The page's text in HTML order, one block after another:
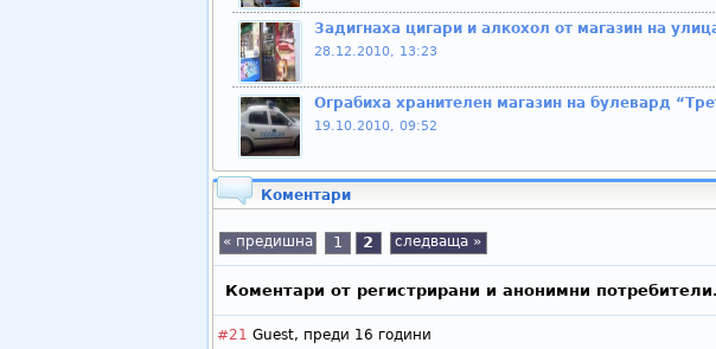
Задигнаха цигари и алкохол от магазин на
28.12.2010, 13:23
Ограбиха хранителен магазин на булевард
19.10.2010, 09:52
Коментари
« предишна 1 2 следваща »
Коментари от регистрирани и анонимни потребители.
#21 Guest, преди 16 години